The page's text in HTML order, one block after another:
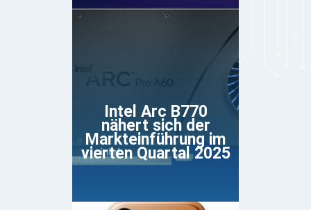
Intel Arc B770
nähert sich der
Markteinführung im
vierten Quartal 2025